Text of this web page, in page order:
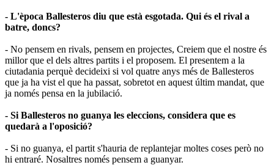
- L'època Ballesteros diu que està esgotada. Qui és el rival a
batre, doncs?
- No pensem en rivals, pensem en projectes, Creiem que el nostre és
millor que el dels altres partits i el proposem. El presentem a la
ciutadania perquè decideixi si vol quatre anys més de Ballesteros
que ja ha vist el que ha passat, sobretot en aquest últim mandat, que
ja només pensa en la jubilació.
- Si Ballesteros no guanya les eleccions, considera que es
quedarà a l'oposició?
- Si no guanya, el partit s'hauria de replantejar moltes coses però no
hi entraré. Nosaltres només pensem a guanyar.